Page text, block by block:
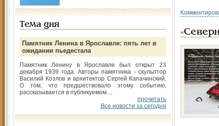
Тема дня
Памятник Ленина в Ярославле: пять лет в
ожидании пьедестала
Памятник Ленину в Ярославле был открыт 23
декабря 1939 года. Авторы памятника - скульптор
Василий Козлов и архитектор Сергей Капачинский.
О том, что предшествовало этому событию,
рассказывается в публикуемом ...
прочитать
Все новости за сегодня